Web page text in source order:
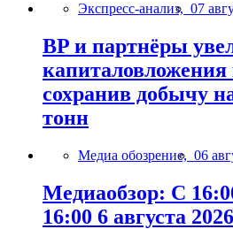
Экспресс-анализ, 07
BP и партнёры
сохранив добычу
тонн
Медиа обозрение, 06
Медиаобзор: С
16:00 6 августа